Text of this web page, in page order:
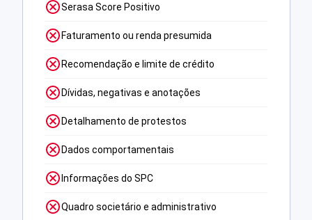
Serasa Score Positivo
Faturamento ou renda presumida
Recomendação e limite de crédito
Dívidas, negativas e anotações
Detalhamento de protestos
Dados comportamentais
Informações do SPC
Quadro societário e administrativo